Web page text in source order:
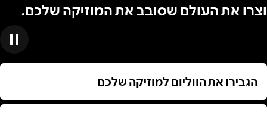
וצרו את העולם שסובב את המוזיקה שלכם.
הגבירו את הווליום למוזיקה שלכם
הגבירו את הווליום למוזיקה שלכם